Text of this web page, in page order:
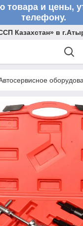
товара и цены,
телефону.
Казахстан» в